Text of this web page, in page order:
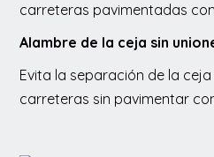
carreteras pavimentadas
Alambre de la ceja sin
Evita la separación de la
carreteras sin pavimentar